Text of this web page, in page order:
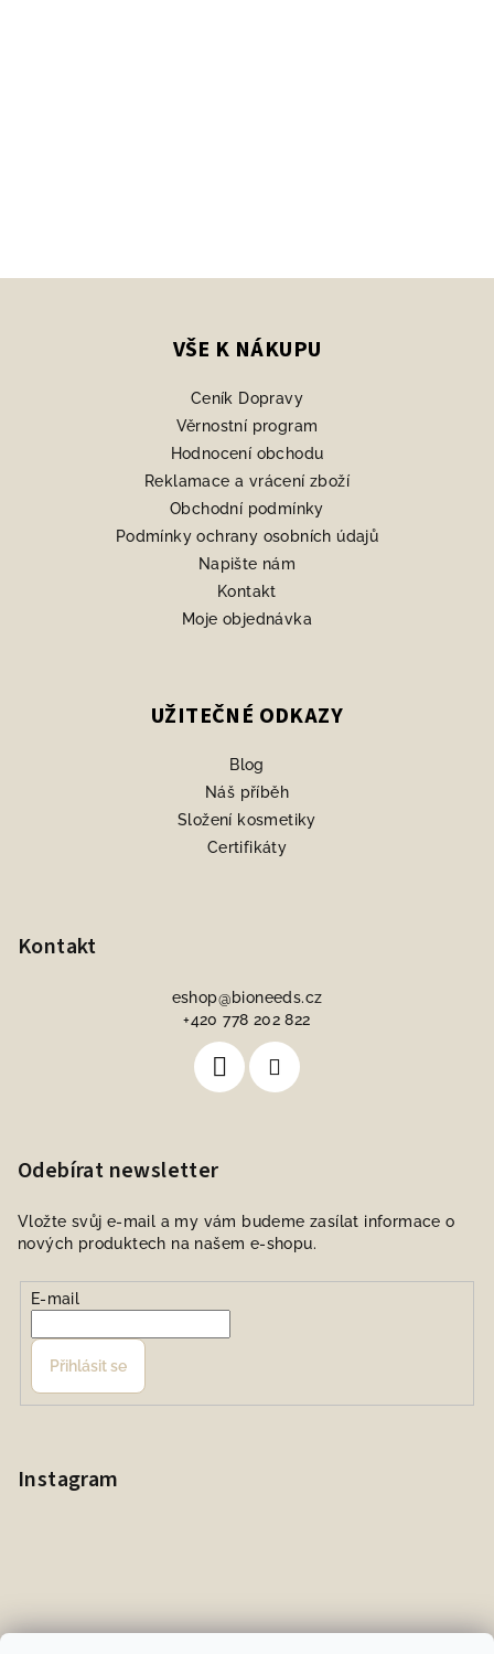
VŠE K NÁKUPU
Ceník Dopravy
Věrnostní program
Hodnocení obchodu
Reklamace a vrácení zboží
Obchodní podmínky
Podmínky ochrany osobních údajů
Napište nám
Kontakt
Moje objednávka
UŽITEČNÉ ODKAZY
Blog
Náš příběh
Složení kosmetiky
Certifikáty
Kontakt
eshop@bioneeds.cz
+420 778 202 822
Odebírat newsletter
Vložte svůj e-mail a my vám budeme zasílat informace o
nových produktech na našem e-shopu.
E-mail
Přihlásit se
Instagram